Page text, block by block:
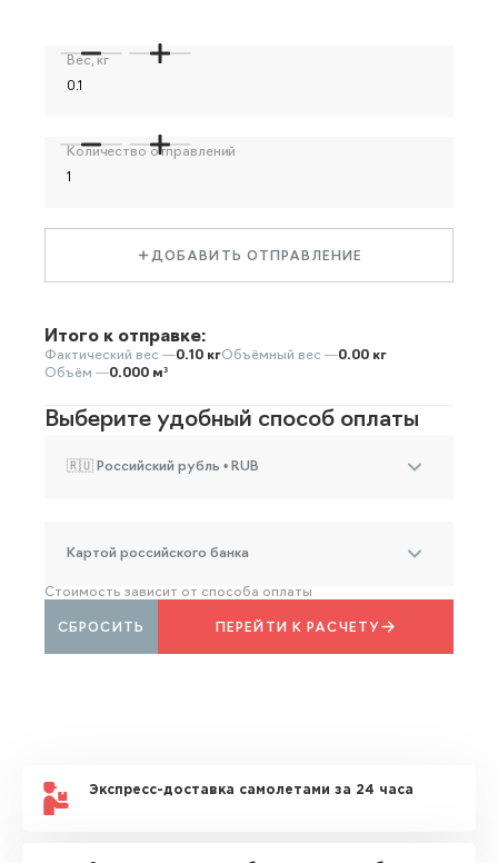
Вес, кг
Количество отправлений
ДОБАВИТЬ ОТПРАВЛЕНИЕ
Итого к отправке:
Фактический вес —0.10 кгОбъёмный вес —0.00 кг
Объём —0.000 м³
Выберите удобный способ оплаты
🇷🇺 Российский рубль • RUB
Картой российского банка
Стоимость зависит от способа оплаты
ПЕРЕЙТИ К РАСЧЕТУ
СБРОСИТЬ
Экспресс-доставка самолетами за 24 часа